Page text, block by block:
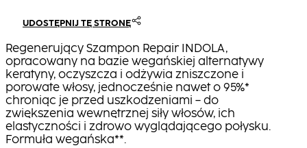
UDOSTĘPNIJ TĘ STRONĘ
Regenerujący Szampon Repair INDOLA,
opracowany na bazie wegańskiej alternatywy
keratyny, oczyszcza i odżywia zniszczone i
porowate włosy, jednocześnie nawet o 95%*
chroniąc je przed uszkodzeniami – do
zwiększenia wewnętrznej siły włosów, ich
elastyczności i zdrowo wyglądającego połysku.
Formuła wegańska**.